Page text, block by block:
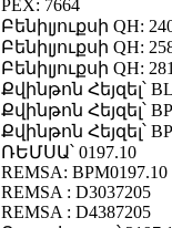
PEX: 7664
Բենիլյուքսի QH:
Բենիլյուքսի QH:
Բենիլյուքսի QH:
Քվինթոն Հեյզել՝
Քվինթոն Հեյզել՝
Քվինթոն Հեյզել՝
ՌԵՄՍԱ՝ 0197.10
REMSA: BPM0197.10
REMSA : D3037205
REMSA : D4387205